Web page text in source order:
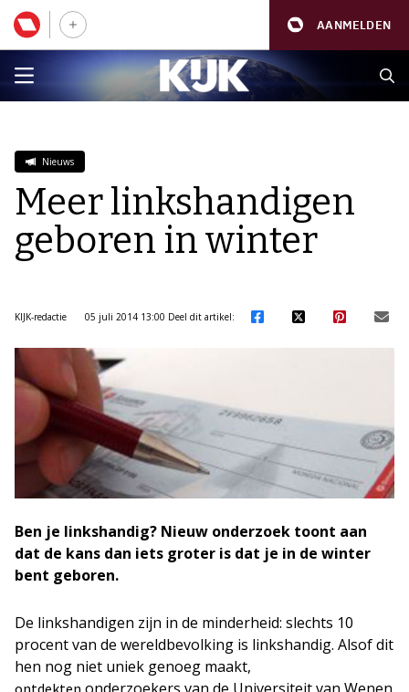
AANMELDEN
Nieuws
Meer linkshandigen
geboren in winter
KIJK-redactie 05 juli 2014 13:00 Deel dit artikel:
Ben je linkshandig? Nieuw onderzoek toont aan
dat de kans dan iets groter is dat je in de winter
bent geboren.
De linkshandigen zijn in de minderheid: slechts 10
procent van de wereldbevolking is linkshandig. Alsof dit
hen nog niet uniek genoeg maakt,
ontdekten